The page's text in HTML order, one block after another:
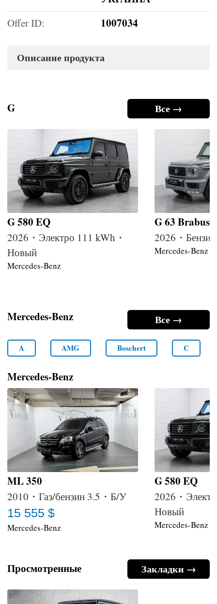
Offer ID: 1007034
Описание продукта
Все →
G
G 580 EQ
2026・Электро 111 kWh・
Новый
Mercedes-Benz
G 63 Brabus
2026・
Mercedes-Benz
Все →
Mercedes-Benz
A AMG Boschert C
Mercedes-Benz
ML 350
2010・Газ/бензин 3.5・Б/У
15 555 $
Mercedes-Benz
G 580 EQ
2026・
Новый
Mercedes-Benz
Закладки →
Просмотренные